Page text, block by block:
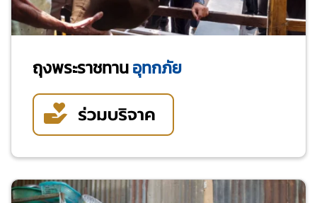
ถุงพระราชทานอุทกภัย